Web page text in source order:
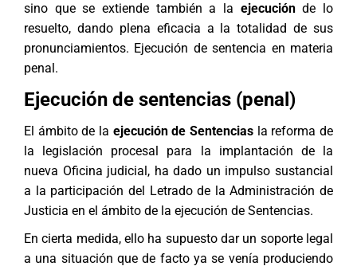
sino que se extiende también a la ejecuciónde lo
resuelto, dando plena eficacia a la totalidad de sus
pronunciamientos. Ejecución de sentencia en materia
penal.
Ejecución de sentencias (penal)
El ámbito de la ejecución de Sentencias la reforma de
la legislación procesal para la implantación de la
nueva Oficina judicial, ha dado un impulso sustancial
a la participación del Letrado de la Administración de
Justicia en el ámbito de la ejecución de Sentencias.
En cierta medida, ello ha supuesto dar un soporte legal
a una situación que de facto ya se venía produciendo